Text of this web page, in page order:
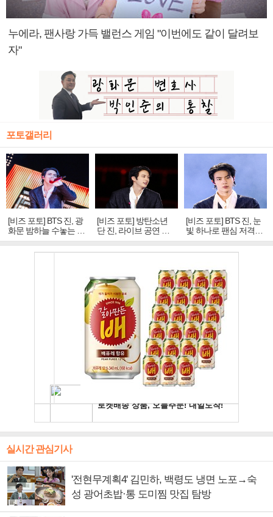
누에라, 팬사랑 가득 밸런스 게임 "이번에도 같이 달려보
자"
포토갤러리
[비즈 포토] BTS 진, 광
화문 밤하늘 수놓는 '비
주얼 킹'의 열창
[비즈 포토] 방탄소년
단 진, 라이브 공연 중
빛나는 독보적 아우라
[비즈 포토] BTS 진, 눈
빛 하나로 팬심 저격…
독보적 카리스마
실시간 관심기사
'전현무계획4' 김민하, 백령도 냉면 노포→숙
성 광어초밥·통 도미찜 맛집 탐방